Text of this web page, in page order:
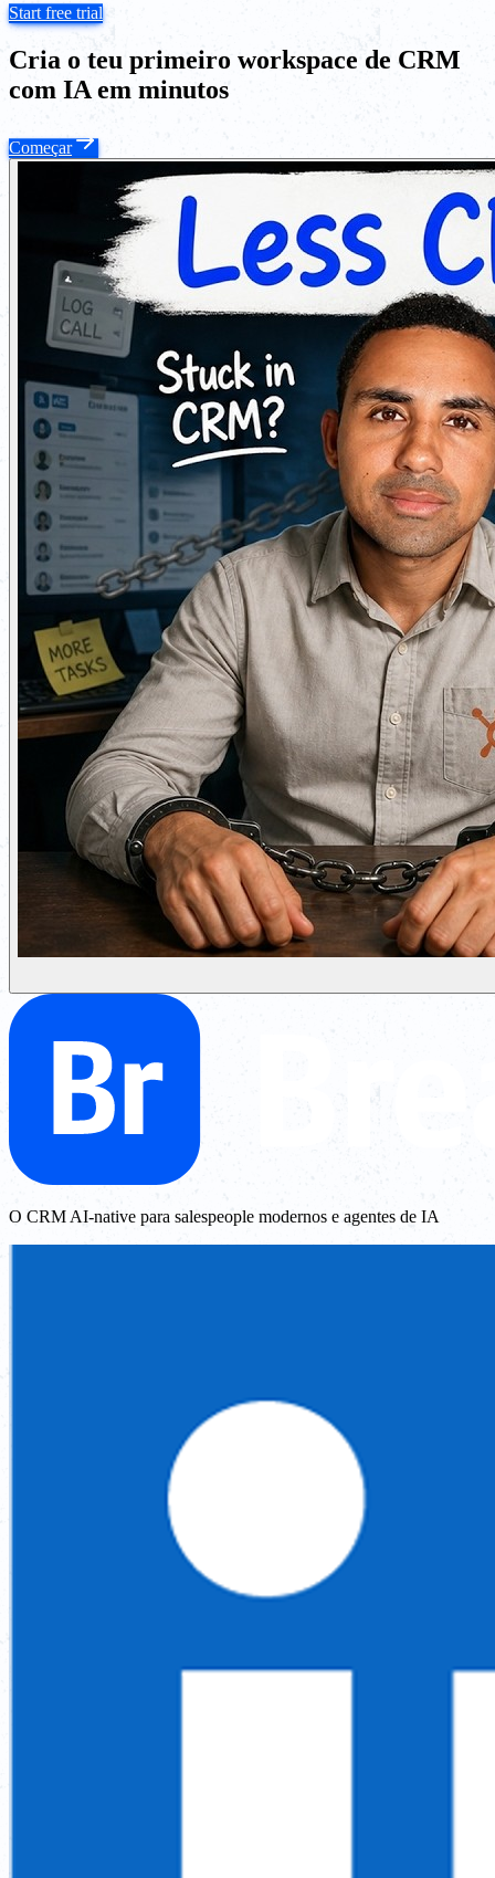
Start free trial
Cria o teu primeiro workspace de CRM
com IA em minutos
Começar
O CRM AI-native para salespeople modernos e agentes de IA